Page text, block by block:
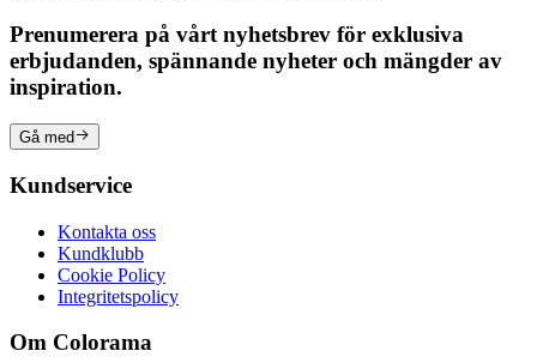
Prenumerera på vårt nyhetsbrev för exklusiva
erbjudanden, spännande nyheter och mängder av
inspiration.
Gå med
Kundservice
Kontakta oss
Kundklubb
Cookie Policy
Integritetspolicy
Om Colorama